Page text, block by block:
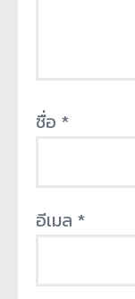
ชื่อ *
อีเมล *